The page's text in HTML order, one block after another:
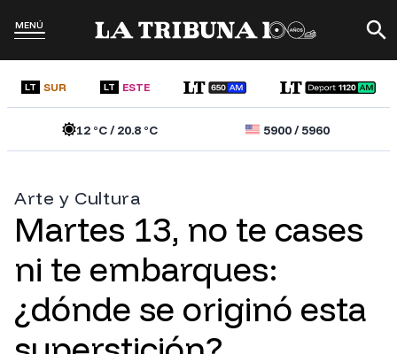
MENÚ
LT SUR LT ESTE
12 °C /20.8 °C 5900/5960
Arte y Cultura
Martes 13, no te cases
ni te embarques:
¿dónde se originó esta